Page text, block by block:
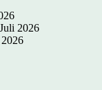
2026